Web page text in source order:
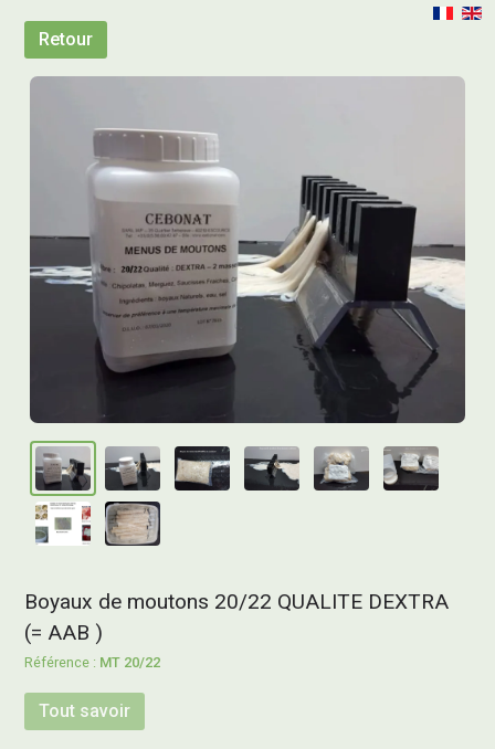
Retour
Boyaux de moutons 20/22 QUALITE DEXTRA
(= AAB )
MT 20/22
Tout savoir